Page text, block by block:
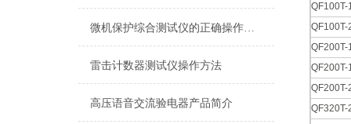
微机保护综合测试仪的正确操作步骤是什么
雷击计数器测试仪操作方法
高压语音交流验电器产品简介
QF100T-
QF100T-
QF200T-
QF200T-
QF200T-
QF320T-